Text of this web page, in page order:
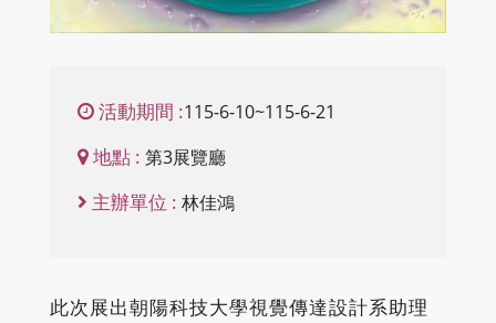
活動期間 :115-6-10~115-6-21
地點 : 第3展覽廳
主辦單位 : 林佳鴻
此次展出朝陽科技大學視覺傳達設計系助理